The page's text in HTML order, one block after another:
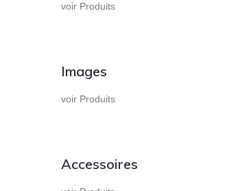
voir Produits
Images
voir Produits
Accessoires